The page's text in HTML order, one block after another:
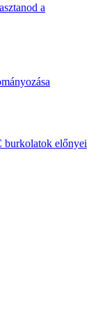
a
burkolatok előnyei